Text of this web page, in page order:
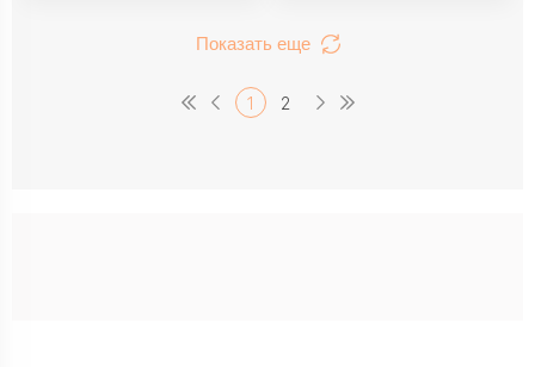
Показать еще
1 2